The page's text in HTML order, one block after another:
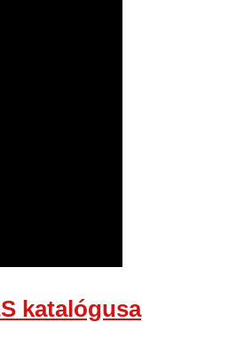
katalógusa